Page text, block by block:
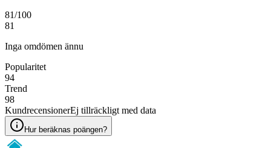
81/100
81
Inga omdömen ännu
Popularitet
94
Trend
98
KundrecensionerEj tillräckligt med data
Hur beräknas poängen?